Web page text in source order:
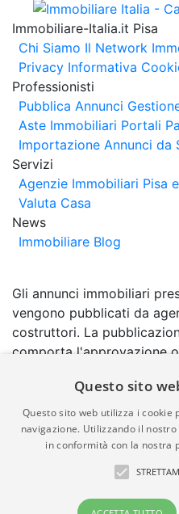
Immobiliare-Italia.it Pisa
Chi Siamo Il Network
Privacy Informativa
Professionisti
Pubblica Annunci
Aste Immobiliari Portali
Importazione Annunci da
Servizi
Agenzie Immobiliari Pisa
Valuta Casa
News
Immobiliare Blog
Gli annunci immobiliari
vengono pubblicati da
costruttori. La
comporta l'approvazione
garanzia da parte di
quindi non è responsabile
correttezza, della
materia di privacy e/o di
suddetti annunci.
© Copyright 2007 - 2026
Questo sito
Questo sito web utilizza i
navigazione. Utilizzando il
in conformità con la nostra